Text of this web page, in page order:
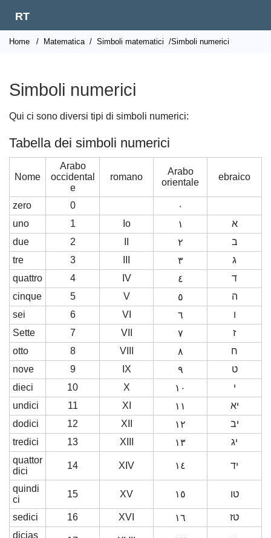
RT
Home / Matematica / Simboli matematici /Simboli numerici
Simboli numerici
Qui ci sono diversi tipi di simboli numerici:
Tabella dei simboli numerici
Nome
Arabo
occidental
e
romano
Arabo
orientale
ebraico
zero 0
٠
uno
1 Io ١
א
due
2 ٢
ב
tre
3 ٣
ג
quattro
4 IV ٤
ד
cinque
5 V ٥
ה
sei
6 VI ٦
ו
Sette
7 VII ٧
ז
otto
8 VIII ٨
ח
nove
9 IX ٩
ט
dieci
10 X ١٠
י
undici
11 XI ١١
יא
dodici
12 XII ١٢
יב
tredici
13 XIII ١٣
יג
quattor
dici
14 XIV ١٤ יד
quindi
ci
15 XV ١٥ טו
sedici 16 XVI ١٦
טז
dicias